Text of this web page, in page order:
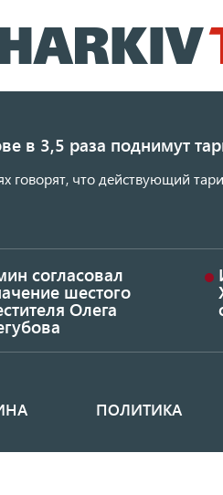
к
в 3,5 раза поднимут
говорят, что действующий
согласовал
шестого
Олега
ПОЛИТИКА